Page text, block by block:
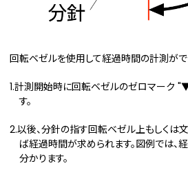
回転ベゼルを使用して経過時間の計測がで
1.計測開始時に回転ベゼルのゼロマーク
す。
2.以後、分針の指す回転ベゼル上もしくは
ば経過時間が求められます。図例では、
分かります。